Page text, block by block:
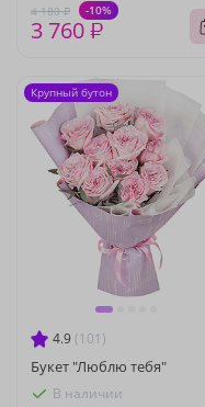
4 180 ₽ -10%
3 760 ₽
4.9 (101)
Букет "Люблю тебя"
В наличии
Крупный бутон